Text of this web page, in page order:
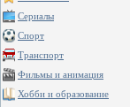
Сериалы
Спорт
Транспорт
Фильмы и анимация
Хобби и образование